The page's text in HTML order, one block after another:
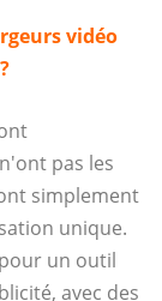
vidéo
pas les
simplement
unique.
un outil
avec des